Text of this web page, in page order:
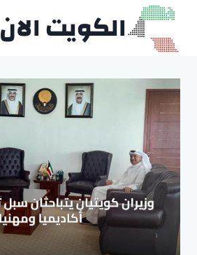
التجاوز
المحتوى
الكويت الان